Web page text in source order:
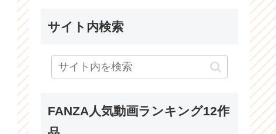
サイト内検索
FANZA人気動画ランキング12作